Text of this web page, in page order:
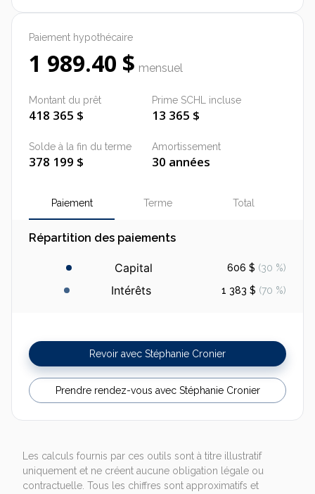
Paiement hypothécaire
1 989.40 $ mensuel
Montant du prêt
418 365 $
Prime SCHL incluse
13 365 $
Solde à la fin du terme
378 199 $
Amortissement
30 années
Paiement Terme Total
Répartition des paiements
Capital 606 $ (30 %)
Intérêts 1 383 $ (70 %)
Revoir avec Stéphanie Cronier
Prendre rendez-vous avec Stéphanie Cronier
Les calculs fournis par ces outils sont à titre illustratif
uniquement et ne créent aucune obligation légale ou
contractuelle. Tous les chiffres sont approximatifs et